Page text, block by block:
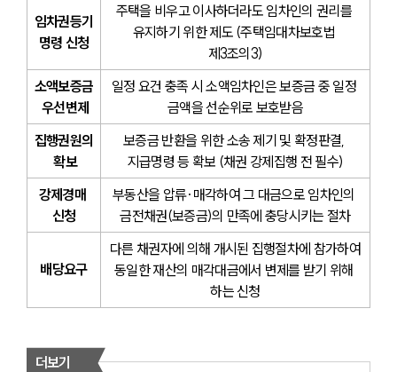
임차권등기
명령 신청
주택을 비우고 이사하더라도 임차인의 권리를
유지하기 위한 제도 (주택임대차보호법
제3조의3)
소액보증금
우선변제
일정 요건 충족 시 소액임차인은 보증금 중 일정
금액을 선순위로 보호받음
집행권원의
확보
보증금 반환을 위한 소송 제기 및 확정판결,
지급명령 등 확보 (채권 강제집행 전 필수)
강제경매
신청
부동산을 압류·매각하여 그 대금으로 임차인의
금전채권(보증금)의 만족에 충당시키는 절차
배당요구
동일한 재산의 매각대금에서 변제를 받기 위해
하는 신청
더보기